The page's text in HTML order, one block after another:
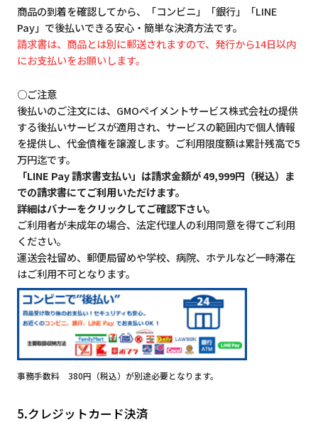
商品の到着を確認してから、「コンビニ」「銀行」「LINE
Pay」で後払いできる安心・簡単な決済方法です。
請求書は、商品とは別に郵送されますので、発行から14日以内
にお支払いをお願いします。
○ご注意
後払いのご注文には、GMOペイメントサービス株式会社の提供
する後払いサービスが適用され、サービスの範囲内で個人情報
を提供し、代金債権を譲渡します。ご利用限度額は累計残高で5
万円迄です。
「LINE Pay 請求書支払い」は請求金額が 49,999円（税込）ま
での請求書にてご利用いただけます。
詳細はバナーをクリックしてご確認下さい。
ご利用者が未成年の場合、法定代理人の利用同意を得てご利用
ください。
運送会社留め、郵便局留めや学校、病院、ホテルなど一時滞在
はご利用不可となります。
事務手数料 380円（税込）が別途必要となります。
5.クレジットカード決済